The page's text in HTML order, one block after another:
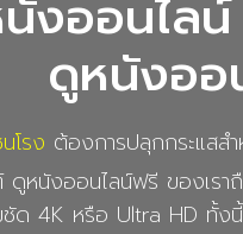
งออนไล
ดูหนังออ
โรง ต้องการปลุกกระแสส
หนังออนไลน์ฟรี ของเรา
ด 4K หรือ Ultra HD ทั้งนี้